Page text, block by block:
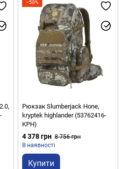
−50%
Рюкзак Slumberjack Hone,
kryptek highlander (53762416-
KPH)
4 378 грн 8 756 грн
В наявності
Купити